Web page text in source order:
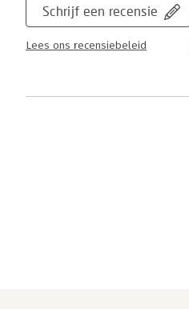
Schrijf een recensie
Lees ons recensiebeleid